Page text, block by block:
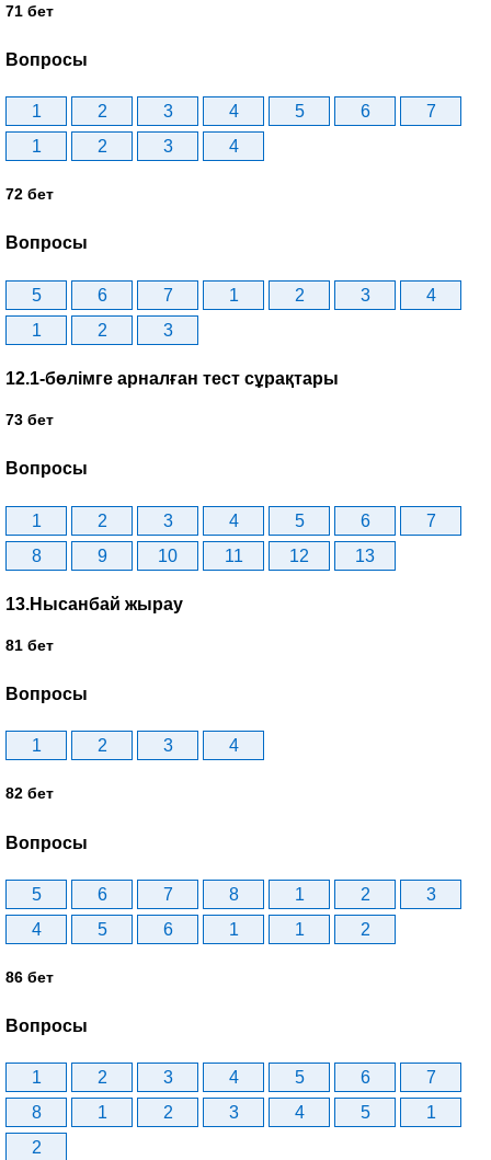
71 бет
Вопросы
1 2 3 4 5 6
7
1
2 3 4
72 бет
Вопросы
5 6 7 1 2 3
4
1
2 3
12.1-бөлімге арналған тест сұрақтары
73 бет
Вопросы
1 2 3 4 5 6
7
8
9 10 11 12 13
13.Нысанбай жырау
81 бет
Вопросы
1 2 3 4
82 бет
Вопросы
5 6 7 8 1 2
3
4
5 6 1 1 2
86 бет
Вопросы
1 2 3 4 5 6
7
8
1 2 3 4 5
1
2